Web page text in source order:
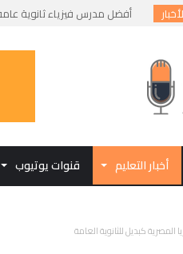
أفضل الطرق لمذاكرة مادة
كيف تستخدم الأمثلة الحياتية
البكالوريا المصرية كبديل
أخبار التعليم قنوات يوتيوب
المصرية كبديل للثانوية العامة